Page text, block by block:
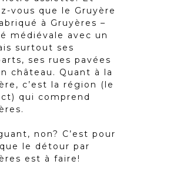
vous que le Gruyère
à Gruyères –
médiévale avec un
surtout ses
ses rues pavées
château. Quant à la
c’est la région (le
qui comprend
non? C’est pour
le détour par
est à faire!